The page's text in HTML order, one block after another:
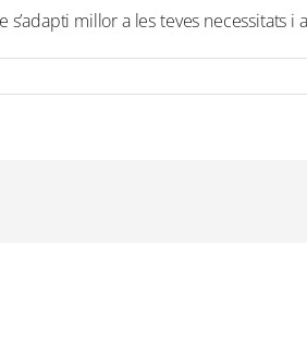
millor a les teves necessitats